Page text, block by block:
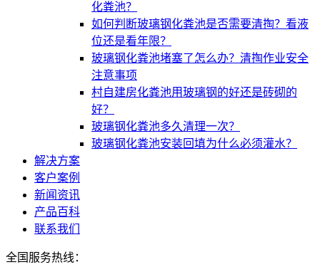
化粪池？
如何判断玻璃钢化粪池是否需要清掏？看液
位还是看年限？
玻璃钢化粪池堵塞了怎么办？清掏作业安全
注意事项
村自建房化粪池用玻璃钢的好还是砖砌的
好？
玻璃钢化粪池多久清理一次？
玻璃钢化粪池安装回填为什么必须灌水？
解决方案
客户案例
新闻资讯
产品百科
联系我们
全国服务热线：